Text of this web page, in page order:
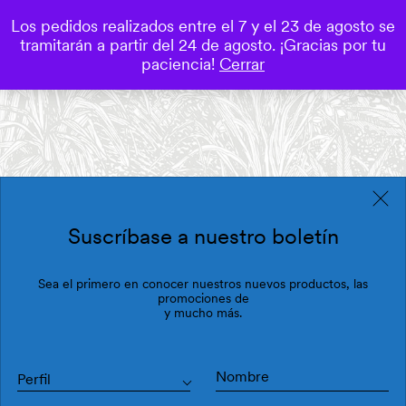
0
Suscríbase a nuestro boletín
Sea el primero en conocer nuestros nuevos productos, las
promociones de
y mucho más.
Perfil
Los pedidos realizados entre el 7 y el 23 de agosto se
tramitarán a partir del 24 de agosto. ¡Gracias por tu
paciencia! Cerrar